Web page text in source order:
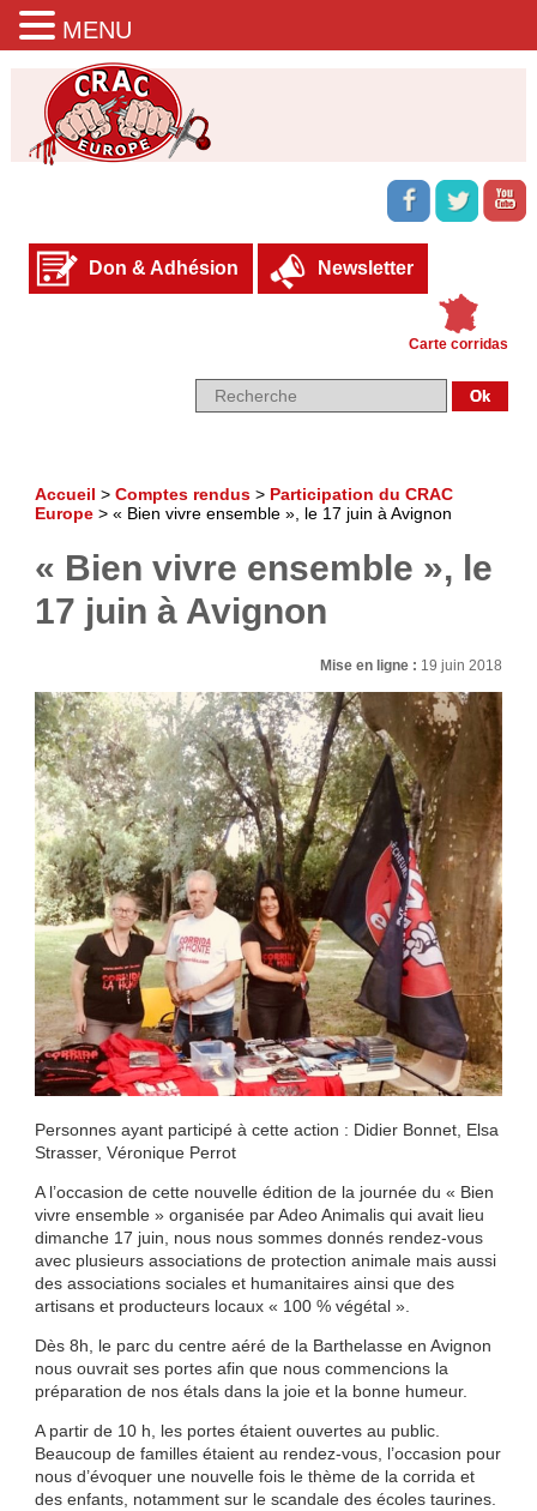
Don & Adhésion Newsletter
Carte corridas
Accueil > Comptes rendus> Participation du CRAC
Europe> « Bien vivre ensemble », le 17 juin à Avignon
« Bien vivre ensemble », le
17 juin à Avignon
Mise en ligne : 19 juin 2018
Personnes ayant participé à cette action : Didier Bonnet, Elsa
Strasser, Véronique Perrot
A l’occasion de cette nouvelle édition de la journée du « Bien
vivre ensemble » organisée par Adeo Animalis qui avait lieu
dimanche 17 juin, nous nous sommes donnés rendez-vous
avec plusieurs associations de protection animale mais aussi
des associations sociales et humanitaires ainsi que des
artisans et producteurs locaux « 100 % végétal ».
Dès 8h, le parc du centre aéré de la Barthelasse en Avignon
nous ouvrait ses portes afin que nous commencions la
préparation de nos étals dans la joie et la bonne humeur.
A partir de 10 h, les portes étaient ouvertes au public.
Beaucoup de familles étaient au rendez-vous, l’occasion pour
nous d’évoquer une nouvelle fois le thème de la corrida et
des enfants, notamment sur le scandale des écoles taurines.
MENU